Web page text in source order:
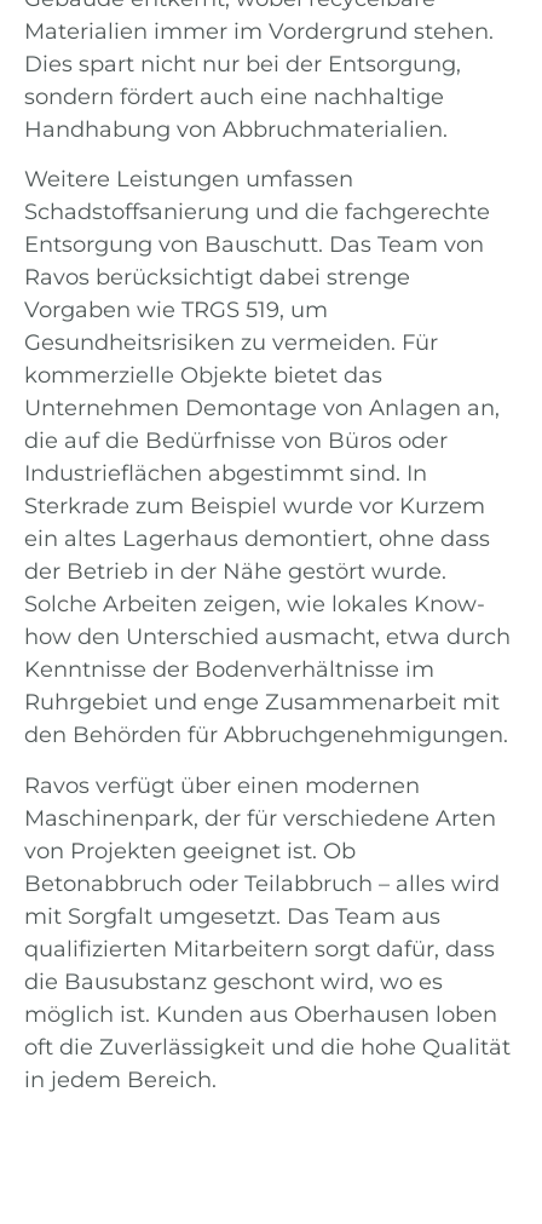
Materialien immer im Vordergrund stehen.
Dies spart nicht nur bei der Entsorgung,
sondern fördert auch eine nachhaltige
Handhabung von Abbruchmaterialien.
Weitere Leistungen umfassen
Schadstoffsanierung und die fachgerechte
Entsorgung von Bauschutt. Das Team von
Ravos berücksichtigt dabei strenge
Vorgaben wie TRGS 519, um
Gesundheitsrisiken zu vermeiden. Für
kommerzielle Objekte bietet das
Unternehmen Demontage von Anlagen an,
die auf die Bedürfnisse von Büros oder
Industrieflächen abgestimmt sind. In
Sterkrade zum Beispiel wurde vor Kurzem
ein altes Lagerhaus demontiert, ohne dass
der Betrieb in der Nähe gestört wurde.
Solche Arbeiten zeigen, wie lokales Know-
how den Unterschied ausmacht, etwa durch
Kenntnisse der Bodenverhältnisse im
Ruhrgebiet und enge Zusammenarbeit mit
den Behörden für Abbruchgenehmigungen.
Ravos verfügt über einen modernen
Maschinenpark, der für verschiedene Arten
von Projekten geeignet ist. Ob
Betonabbruch oder Teilabbruch – alles wird
mit Sorgfalt umgesetzt. Das Team aus
qualifizierten Mitarbeitern sorgt dafür, dass
die Bausubstanz geschont wird, wo es
möglich ist. Kunden aus Oberhausen loben
oft die Zuverlässigkeit und die hohe Qualität
in jedem Bereich.